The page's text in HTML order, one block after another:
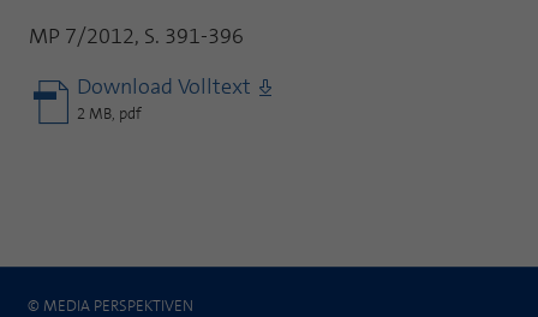
MP 7/2012, S. 391-396
Download Volltext
2 MB, pdf
© MEDIA PERSPEKTIVEN